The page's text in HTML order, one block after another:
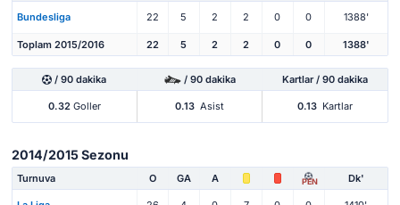
Bundesliga 22 5 2 2 0 0 1388'
Toplam 2015/2016 22 5 2 2 0 0 1388'
/ 90 dakika / 90 dakika Kartlar / 90 dakika
0.32Goller 0.13 Asist 0.13 Kartlar
2014/2015 Sezonu
Turnuva O GA A PEN Dk'